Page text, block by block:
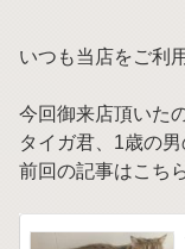
いつも当店をご利
今回御来店頂いた
タイガ君、1歳の男
前回の記事はこちら